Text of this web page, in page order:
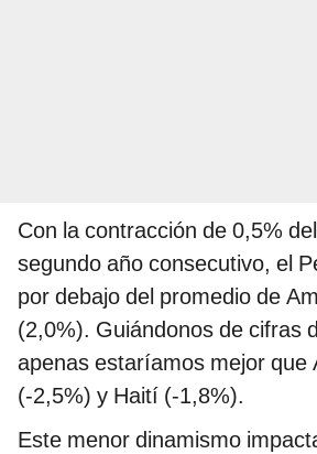
Con la contracción de 0,5%
segundo año consecutivo, el
por debajo del promedio de
(2,0%). Guiándonos de cifras
apenas estaríamos mejor que
(-2,5%) y Haití (-1,8%).
Este menor dinamismo